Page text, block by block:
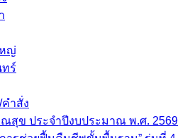
ญ่
ทร์
ำสั่ง
สุข ประจำปีงบประมาณ พ.ศ. 2569